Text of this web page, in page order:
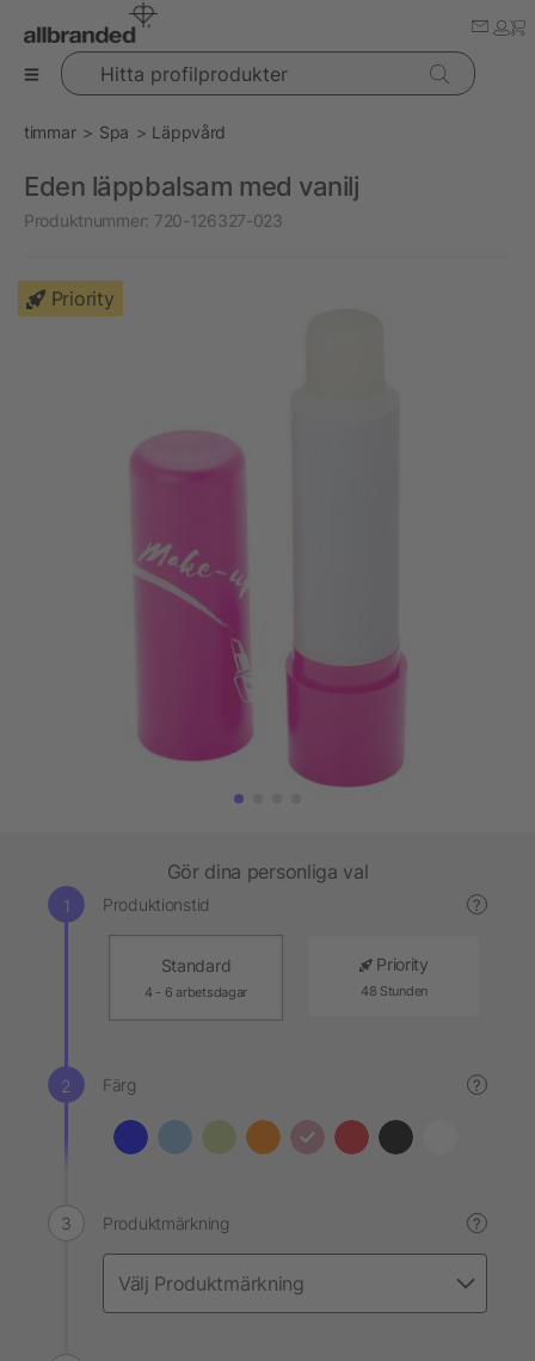
Hitta profilprodukter
timmar Spa Läppvård
Eden läppbalsam med vanilj
Produktnummer: 720-126327-023
Priority
Gör dina personliga val
Produktionstid ?
Standard
4 - 6 arbetsdagar
Priority
48 Stunden
Färg ?
Produktmärkning ?